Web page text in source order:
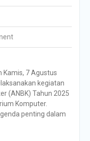
Kamis, 7 Agustus
kegiatan
(ANBK) Tahun 2025
Komputer.
penting dalam